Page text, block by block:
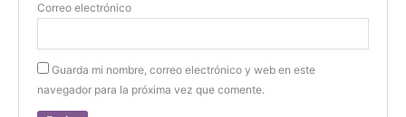
Correo electrónico
Guarda mi nombre, correo electrónico y web en este
navegador para la próxima vez que comente.